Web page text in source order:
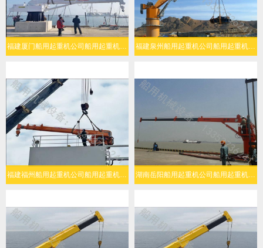
福建厦门船用起重机公司船用起重机人机协同简易操作 福建泉州船用起重机公司船用起重机复杂海况稳定作业
福建福州船用起重机公司船用起重机多场景灵活适配 湖南岳阳船用起重机公司船用起重机高效作业